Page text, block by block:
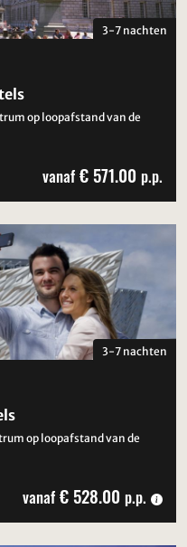
op loopafstand van de
3-7 nachten
vanaf € 571.00 p.p.
op loopafstand van de
3-7 nachten
vanaf € 528.00 p.p.